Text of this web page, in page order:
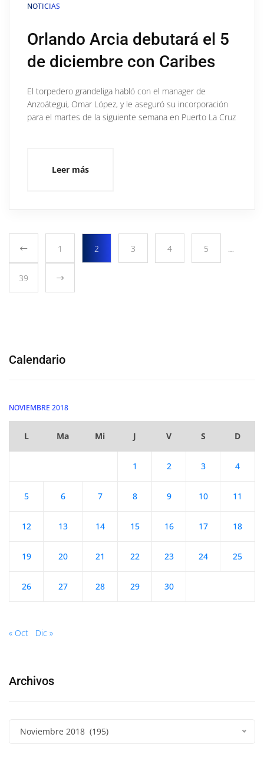
NOTICIAS
Orlando Arcia debutará el 5
de diciembre con Caribes
El torpedero grandeliga habló con el manager de
Anzoátegui, Omar López, y le aseguró su incorporación
para el martes de la siguiente semana en Puerto La Cruz
Leer más
1 2 3 4 5 …
39
Calendario
NOVIEMBRE 2018
L Ma Mi J V S D
1 2 3 4
5 6 7 8 9 10 11
12 13 14 15 16 17 18
19 20 21 22 23 24 25
26 27 28 29 30
« Oct Dic »
Archivos
Noviembre 2018 (195)